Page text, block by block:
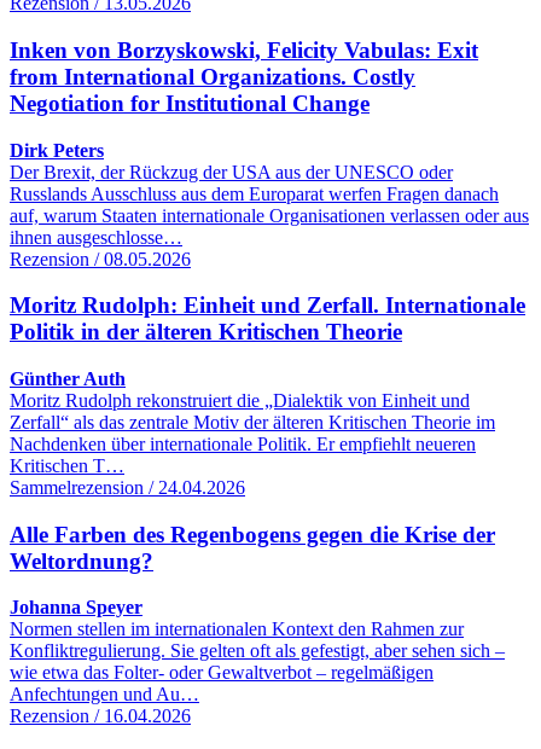
Inken von Borzyskowski, Felicity Vabulas: Exit
from International Organizations. Costly
Negotiation for Institutional Change
Dirk Peters
Der Brexit, der Rückzug der USA aus der UNESCO oder
Russlands Ausschluss aus dem Europarat werfen Fragen danach
auf, warum Staaten internationale Organisationen verlassen oder aus
ihnen ausgeschlosse…
Rezension / 08.05.2026
Moritz Rudolph: Einheit und Zerfall. Internationale
Politik in der älteren Kritischen Theorie
Günther Auth
Moritz Rudolph rekonstruiert die „Dialektik von Einheit und
Zerfall“ als das zentrale Motiv der älteren Kritischen Theorie im
Nachdenken über internationale Politik. Er empfiehlt neueren
Kritischen T…
Sammelrezension / 24.04.2026
Alle Farben des Regenbogens gegen die Krise der
Weltordnung?
Johanna Speyer
Normen stellen im internationalen Kontext den Rahmen zur
Konfliktregulierung. Sie gelten oft als gefestigt, aber sehen sich –
wie etwa das Folter- oder Gewaltverbot – regelmäßigen
Anfechtungen und Au…
Rezension / 16.04.2026